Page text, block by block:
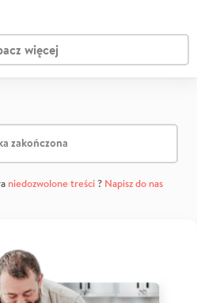
więcej
zakończona
niedozwolone treści? Napisz do nas